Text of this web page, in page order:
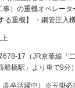
事）の重機オペレー
る重機】 ・鋼管圧入
678-17（JR京葉線「
船橋駅」より車で9
高卒活躍中）※玉掛